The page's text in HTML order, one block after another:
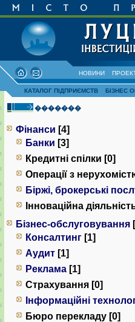
НОВИНИ
КАТАЛОГ ПІДПРИЄМСТВ БІЗНЕС
�������
Фінанси [4]
Банки [3]
Кредитні спілки [0]
Операції з
Біржі, брокерські
Інноваційна
Бізнес-обслуговування
Консалтинг [1]
Аудит [1]
Реклама [1]
Страхування [0]
Інформаційні
Бюро перекладу [0]